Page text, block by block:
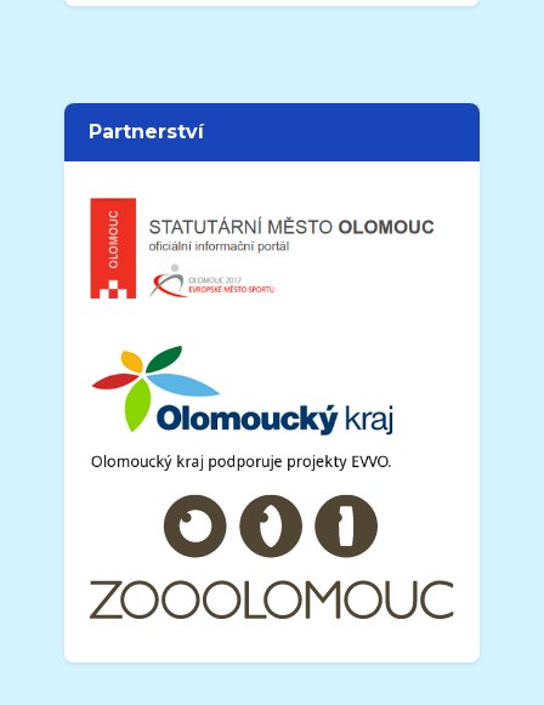
Partnerství